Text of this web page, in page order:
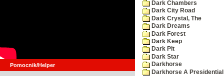
Pomocnik/Helper
Dark Chambers
Dark City Road
Dark Crystal, The
Dark Dreams
Dark Forest
Dark Keep
Dark Pit
Dark Star
Darkhorse
Darkhorse A